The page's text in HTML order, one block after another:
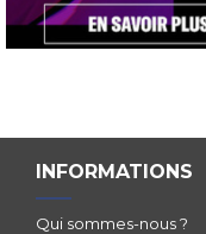
INFORMATIONS
Qui sommes-nous ?